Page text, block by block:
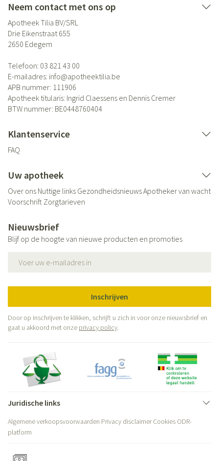
Neem contact met ons op
Apotheek Tilia BV/SRL
Drie Eikenstraat 655
2650 Edegem
Telefoon: 03 821 43 00
E-mailadres: info@apotheektilia.be
APB nummer: 111906
Apotheek titularis: Ingrid Claessens en Dennis Cremer
BTW nummer: BE0448760404
Klantenservice
FAQ
Uw apotheek
Over ons Nuttige links GezondheidsnieuwsApotheker van wacht
Voorschrift Zorgtarieven
Nieuwsbrief
Blijf op de hoogte van nieuwe producten en promoties
Inschrijven
Door op inschrijven te klikken, schrijft u zich in voor onze nieuwsbrief en
gaat u akkoord met onze privacy policy.
Juridische links
Algemene verkoopsvoorwaarden Privacy disclaimer Cookies ODR-
platform